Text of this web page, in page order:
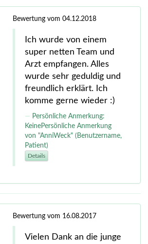
Bewertung vom 04.12.2018
Ich wurde von einem
super netten Team und
Arzt empfangen. Alles
wurde sehr geduldig und
freundlich erklärt. Ich
komme gerne wieder :)
Persönliche Anmerkung:
KeinePersönliche Anmerkung
von "AnniWeck" (Benutzername,
Patient)
Details
Bewertung vom 16.08.2017
Vielen Dank an die junge